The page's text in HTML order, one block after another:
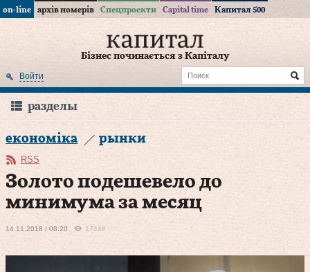
on-line архів номерів Спецпроекти Capital time Капитал 500
Бізнес починається з Капіталу
Войти
разделы
економіка рынки
RSS
Золото подешевело до
минимума за месяц
14.11.2018 / 08:20 17448